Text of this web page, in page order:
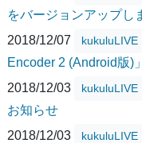
をバージョンアップし
2018/12/07
kukuluLIVE
Encoder 2 (Android版)
2018/12/03
kukuluLIVE
お知らせ
2018/12/03
kukuluLIVE